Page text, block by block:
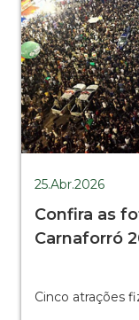
25.Abr.2026
Confira as
Carnaforró
Cinco atrações